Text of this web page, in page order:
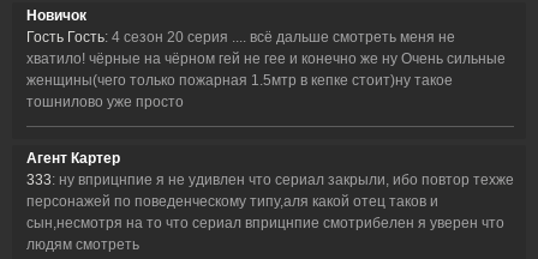
Новичок
Гость Гость: 4 сезон 20 серия .... всё дальше смотреть меня не
хватило! чёрные на чёрном гей не гее и конечно же ну Очень сильные
женщины(чего только пожарная 1.5мтр в кепке стоит)ну такое
тошнилово уже просто
Агент Картер
333: ну вприцнпие я не удивлен что сериал закрыли, ибо повтор техже
персонажей по поведенческому типу,аля какой отец таков и
сын,несмотря на то что сериал вприцнпие смотрибелен я уверен что
людям смотреть